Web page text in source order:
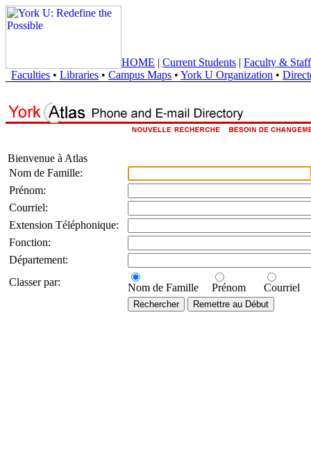
HOME | Current Students | Faculty & Staff
Faculties • Libraries • Campus Maps • York U Organization •
Bienvenue à Atlas
Nom de Famille:
Prénom:
Courriel:
Extension Téléphonique:
Fonction:
Département:
Classer par:
Nom de Famille Prénom Courriel